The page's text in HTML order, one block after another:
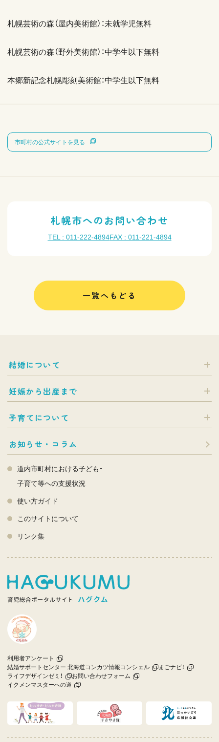
札幌芸術の森（屋内美術館）：未就学児無料
札幌芸術の森（野外美術館）：中学生以下無料
本郷新記念札幌彫刻美術館：中学生以下無料
市町村の公式サイトを見る
札幌市へのお問い合わせ
TEL : 011-222-4894FAX : 011-221-4894
一覧へもどる
結婚について
妊娠から出産まで
子育てについて
お知らせ・コラム
道内市町村における子ども・
子育て等への支援状況
使い方ガイド
このサイトについて
リンク集
利用者アンケート
結婚サポートセンター 北海道コンカツ情報コンシェル
まごナビ！
ライフデザインゼミ！
お問い合わせフォーム
イクメンマスターへの道